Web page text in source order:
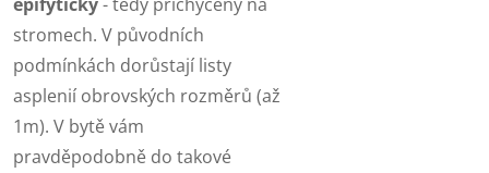
stromech. V původních
podmínkách dorůstají listy
asplenií obrovských rozměrů (až
1m). V bytě vám
pravděpodobně do takové